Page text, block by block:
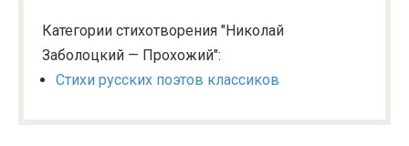
Категории стихотворения "Николай
Заболоцкий — Прохожий":
Стихи русских поэтов классиков